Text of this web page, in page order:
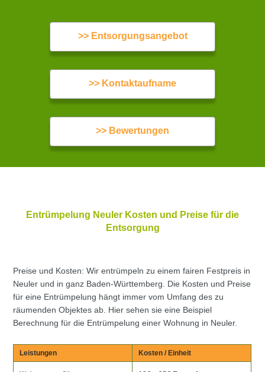
>> Entsorgungsangebot
>> Kontaktaufname
>> Bewertungen
Entrümpelung Neuler Kosten und Preise für die
Entsorgung
Preise und Kosten: Wir entrümpeln zu einem fairen Festpreis in
Neuler und in ganz Baden-Württemberg. Die Kosten und Preise
für eine Entrümpelung hängt immer vom Umfang des zu
räumenden Objektes ab. Hier sehen sie eine Beispiel
Berechnung für die Entrümpelung einer Wohnung in Neuler.
Leistungen Kosten / Einheit